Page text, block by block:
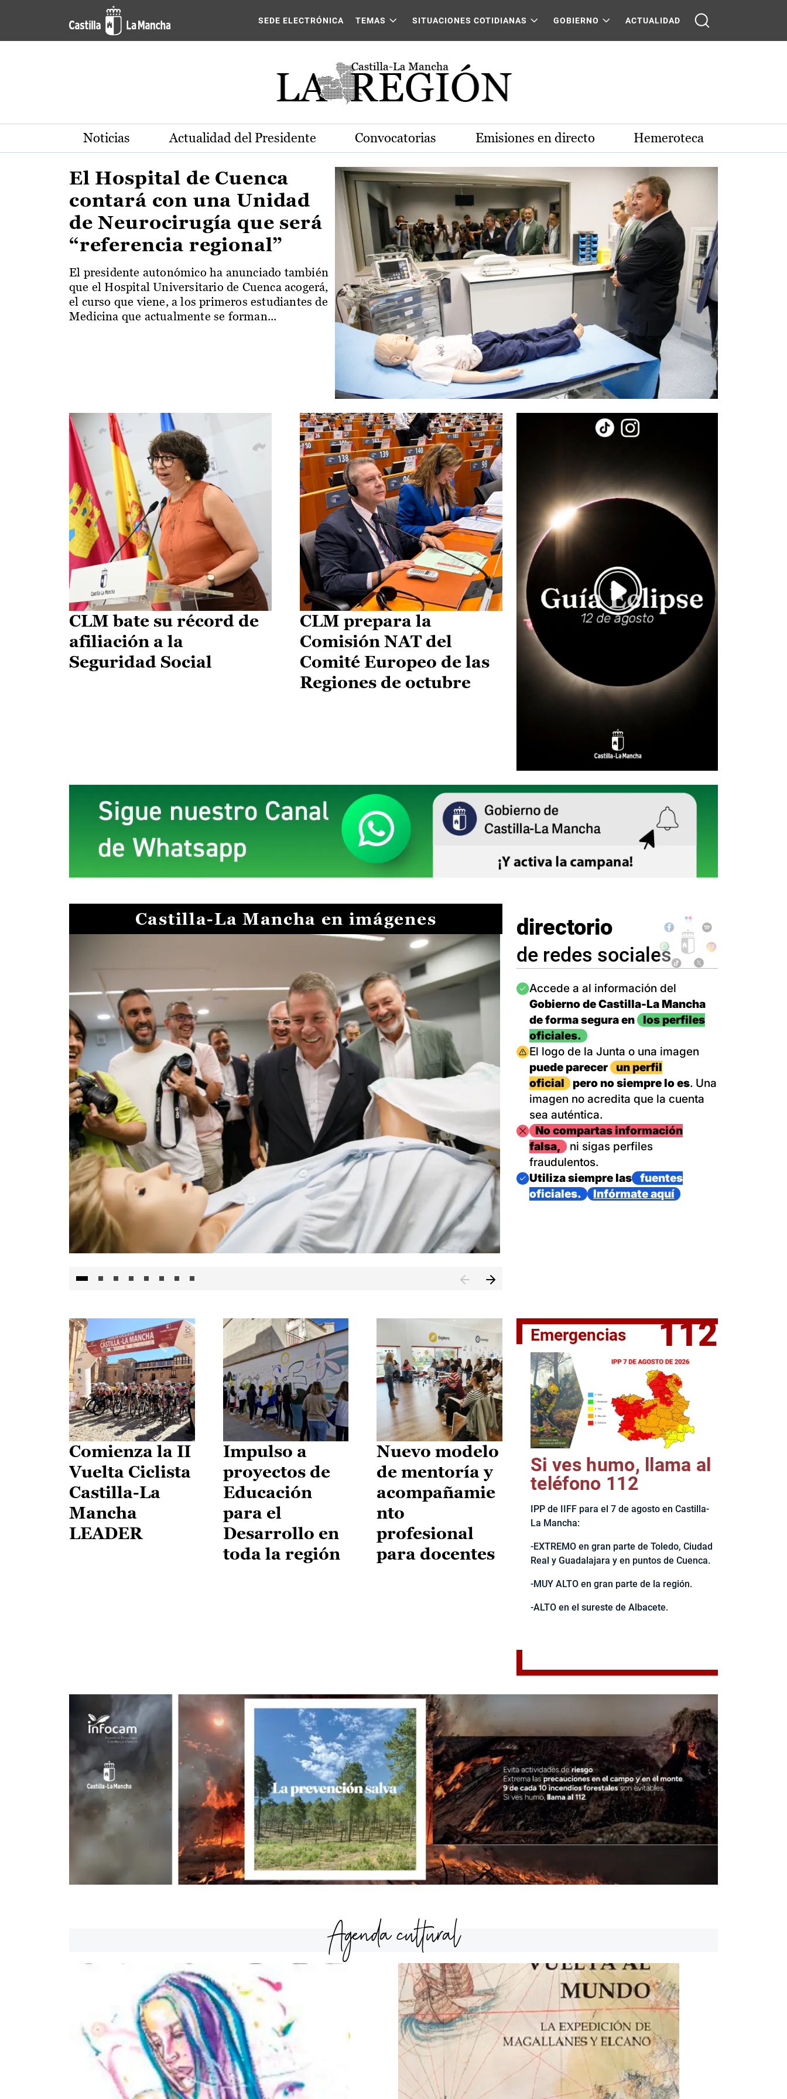
Pasar al contenido principal
Actualidad de la región de Castilla-La Mancha
SEDE ELECTRÓNICA TEMAS SITUACIONES COTIDIANAS GOBIERNO ACTUALIDAD
Noticias Actualidad del Presidente Convocatorias Emisiones en directo Hemeroteca
El Hospital de Cuenca
contará con una Unidad
de Neurocirugía que será
“referencia regional”
El presidente autonómico ha anunciado también
que el Hospital Universitario de Cuenca acogerá,
el curso que viene, a los primeros estudiantes de
Medicina que actualmente se forman...
CLM bate su récord de
afiliación a la
Seguridad Social
CLM prepara la
Comisión NAT del
Comité Europeo de las
Regiones de octubre
Castilla-La Mancha en imágenes
El jefe del Ejecutivo castellanomanchego, Emiliano García-
directorio
de redes sociales
Imagen
Accede a al información del
Gobierno de Castilla-La Mancha
de forma segura en
los perfiles
oficiales.
Imagen
El logo de la Junta o una imagen
puede parecer
un perfil
oficial
pero no siempre lo es. Una
imagen no acredita que la cuenta
sea auténtica.
ImagenNo compartas información
falsa,
ni sigas perfiles
fraudulentos.
Imagen
Utiliza siempre las
fuentes
oficiales.
Infórmate aquí
Comienza la II
Vuelta Ciclista
Castilla-La
Mancha
LEADER
Impulso a
proyectos de
Educación
para el
Desarrollo en
toda la región
Nuevo modelo
de mentoría y
acompañamie
nto
profesional
para docentes
Emergencias 112
Si ves humo, llama al
teléfono 112
IPP de IIFF para el 7 de agosto en Castilla-
La Mancha:
-EXTREMO en gran parte de Toledo, Ciudad
Real y Guadalajara y en puntos de Cuenca.
-MUY ALTO en gran parte de la región.
-ALTO en el sureste de Albacete.
Agenda cultural